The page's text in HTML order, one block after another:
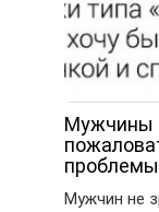
Мужчины
Мужчин не